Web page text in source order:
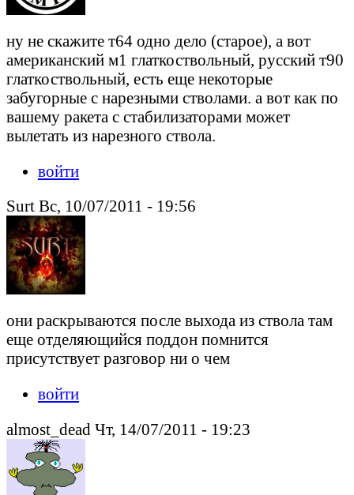
ну не скажите т64 одно дело (старое), а вот
американский м1 глаткоствольный, русский т90
глаткоствольный, есть еще некоторые
забугорные с нарезными стволами. а вот как по
вашему ракета с стабилизаторами может
вылетать из нарезного ствола.
войти
Surt Вс, 10/07/2011 - 19:56
они раскрываются после выхода из ствола там
еще отделяющийся поддон помнится
присутствует разговор ни о чем
войти
almost_dead Чт, 14/07/2011 - 19:23